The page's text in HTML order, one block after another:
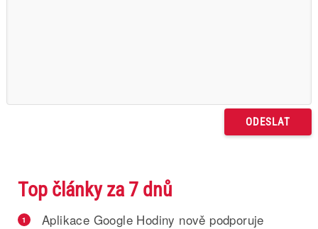
Top články za 7 dnů
1
Aplikace Google Hodiny nově podporuje